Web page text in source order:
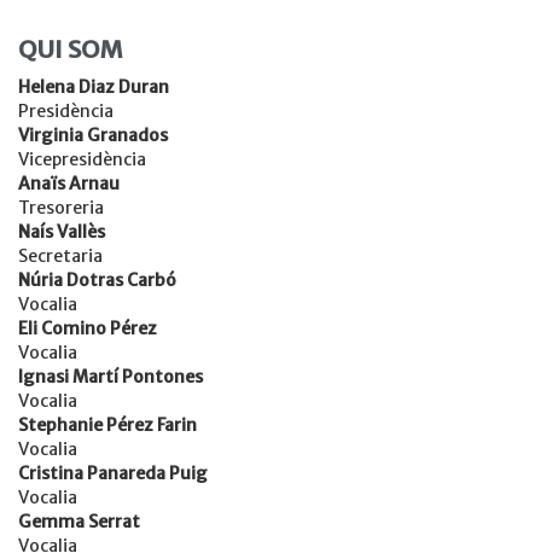
QUI SOM
Helena Diaz Duran
Presidència
Virginia Granados
Vicepresidència
Anaïs Arnau
Tresoreria
Naís Vallès
Secretaria
Núria Dotras Carbó
Vocalia
Eli Comino Pérez
Vocalia
Ignasi Martí Pontones
Vocalia
Stephanie Pérez Farin
Vocalia
Cristina Panareda Puig
Vocalia
Gemma Serrat
Vocalia